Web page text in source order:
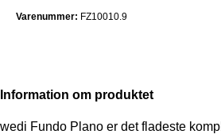
Varenummer: FZ10010.9
Information om produktet
wedi Fundo Plano er det fladeste